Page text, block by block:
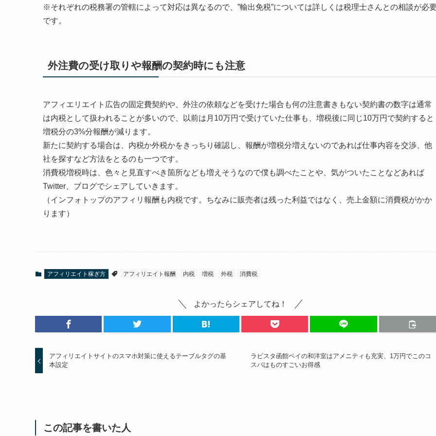
※それぞれの税務署の管轄によって対応は異なるので、”輸出免税”については詳しくは税理士さんとの相談が必
です。
外注費の受け取りや報酬の契約時にも注意
アフィエリエイト広告の固定費契約や、外注の依頼などを受けた場合も何の注意書きもない契約書の数字は通常
は内税として扱われることが多いので、以前は月10万円で受けていた仕事も、増税後に同じ10万円で契約すると
増税分の3%分報酬が減ります。
新たに契約する場合は、内税か外税かをきっちり確認し、報酬が増税分増えないのであれば仕事内容を交渉、他
社を探すなど方法をとるのも一つです。
消費税増税時は、色々と見直すべき箇所なども増えそうなので僕も調べたことや、気がついたことなどあれば
Twitter、ブログでシェアしていきます。
（インフォトップのアフィリ報酬も内税です。ちなみに販売者は残った利益ではなく、売上金額に消費税がかか
ります）
アフィリエイト稼ぎ方 アフィリエイト報酬 内税 増税 外税 消費税
よかったらシェアしてね！
アフィリエイトサイトのスマホ対策に使えるテーブルタグの基
本設定
ラビスタ函館ベイの和洋室はアメニティも充実、1万円でこのコ
スパはものすごいお得感
この記事を書いた人